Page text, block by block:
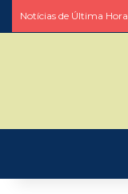
Notícias de Última Hora